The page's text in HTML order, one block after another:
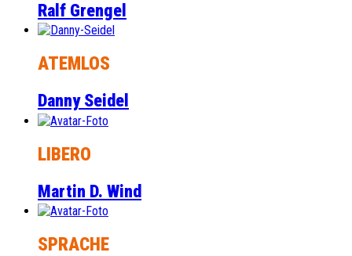
Ralf Grengel
ATEMLOS
Danny Seidel
LIBERO
Martin D. Wind
SPRACHE